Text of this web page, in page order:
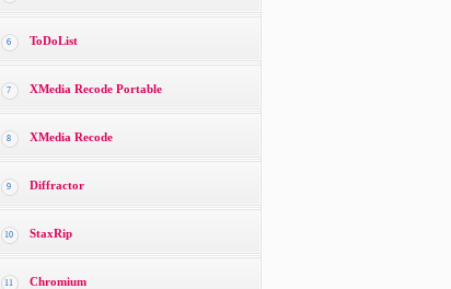
6 ToDoList
7 XMedia Recode Portable
8 XMedia Recode
9 Diffractor
10 StaxRip
11 Chromium